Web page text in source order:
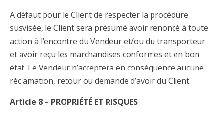
A défaut pour le Client de respecter la procédure
susvisée, le Client sera présumé avoir renoncé à toute
action à l’encontre du Vendeur et/ou du transporteur
et avoir reçu les marchandises conformes et en bon
état. Le Vendeur n’acceptera en conséquence aucune
réclamation, retour ou demande d’avoir du Client.
Article 8 – PROPRIÉTÉ ET RISQUES